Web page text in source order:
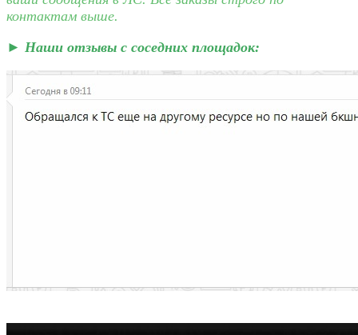
контактам выше.
► Наши отзывы с соседних площадок: